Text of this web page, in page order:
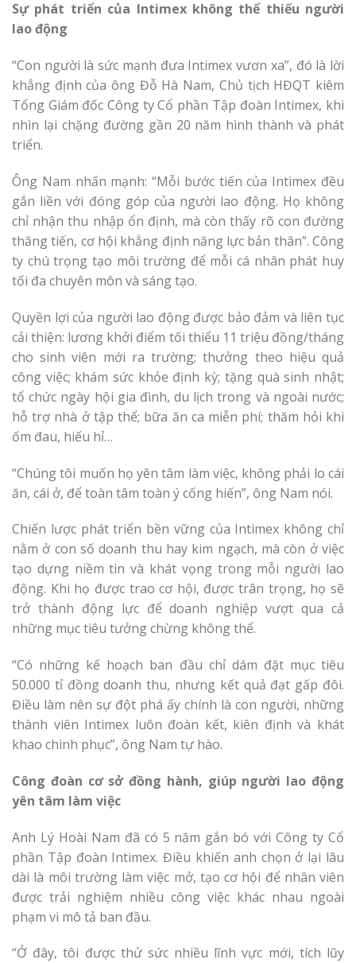
Sự phát triển của Intimex không thể thiếu người
lao động
“Con người là sức mạnh đưa Intimex vươn xa”, đó là lời
khẳng định của ông Đỗ Hà Nam, Chủ tịch HĐQT kiêm
Tổng Giám đốc Công ty Cổ phần Tập đoàn Intimex, khi
nhìn lại chặng đường gần 20 năm hình thành và phát
triển.
Ông Nam nhấn mạnh: “Mỗi bước tiến của Intimex đều
gắn liền với đóng góp của người lao động. Họ không
chỉ nhận thu nhập ổn định, mà còn thấy rõ con đường
thăng tiến, cơ hội khẳng định năng lực bản thân”. Công
ty chú trọng tạo môi trường để mỗi cá nhân phát huy
tối đa chuyên môn và sáng tạo.
Quyền lợi của người lao động được bảo đảm và liên tục
cải thiện: lương khởi điểm tối thiểu 11 triệu đồng/tháng
cho sinh viên mới ra trường; thưởng theo hiệu quả
công việc; khám sức khỏe định kỳ; tặng quà sinh nhật;
tổ chức ngày hội gia đình, du lịch trong và ngoài nước;
hỗ trợ nhà ở tập thể; bữa ăn ca miễn phí; thăm hỏi khi
ốm đau, hiếu hỉ…
“Chúng tôi muốn họ yên tâm làm việc, không phải lo cái
ăn, cái ở, để toàn tâm toàn ý cống hiến”, ông Nam nói.
Chiến lược phát triển bền vững của Intimex không chỉ
nằm ở con số doanh thu hay kim ngạch, mà còn ở việc
tạo dựng niềm tin và khát vọng trong mỗi người lao
động. Khi họ được trao cơ hội, được trân trọng, họ sẽ
trở thành động lực để doanh nghiệp vượt qua cả
những mục tiêu tưởng chừng không thể.
“Có những kế hoạch ban đầu chỉ dám đặt mục tiêu
50.000 tỉ đồng doanh thu, nhưng kết quả đạt gấp đôi.
Điều làm nên sự đột phá ấy chính là con người, những
thành viên Intimex luôn đoàn kết, kiên định và khát
khao chinh phục”, ông Nam tự hào.
Công đoàn cơ sở đồng hành, giúp người lao động
yên tâm làm việc
Anh Lý Hoài Nam đã có 5 năm gắn bó với Công ty Cổ
phần Tập đoàn Intimex. Điều khiến anh chọn ở lại lâu
dài là môi trường làm việc mở, tạo cơ hội để nhân viên
được trải nghiệm nhiều công việc khác nhau ngoài
phạm vi mô tả ban đầu.
“Ở đây, tôi được thử sức nhiều lĩnh vực mới, tích lũy